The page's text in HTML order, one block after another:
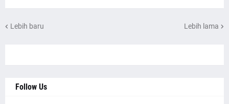
Lebih baru Lebih lama
Follow Us